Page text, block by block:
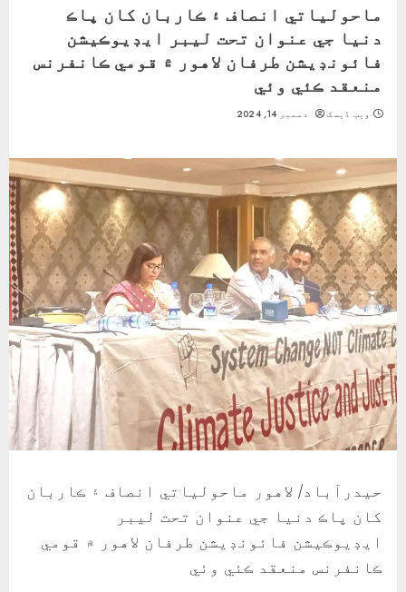
ماحولياتي انصاف ۽ ڪاربان کان پاڪ
دنيا جي عنوان تحت ليبر ايڊيوڪيشن
فائونڊيشن طرفان لاهور ۾ قومي ڪانفرنس
منعقد ڪئي وئي
ویب ڈیسک دسمبر 14, 2024
حيدرآباد/ لاهور ماحولياتي انصاف ۽ ڪاربان
کان پاڪ دنيا جي عنوان تحت ليبر
ايڊيوڪيشن فائونڊيشن طرفان لاهور ۾ قومي
ڪانفرنس منعقد ڪئي وئي